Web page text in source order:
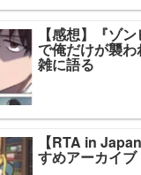
【感想】『ゾ
で俺だけが襲
雑に語る
【RTA in
すめアーカイブ